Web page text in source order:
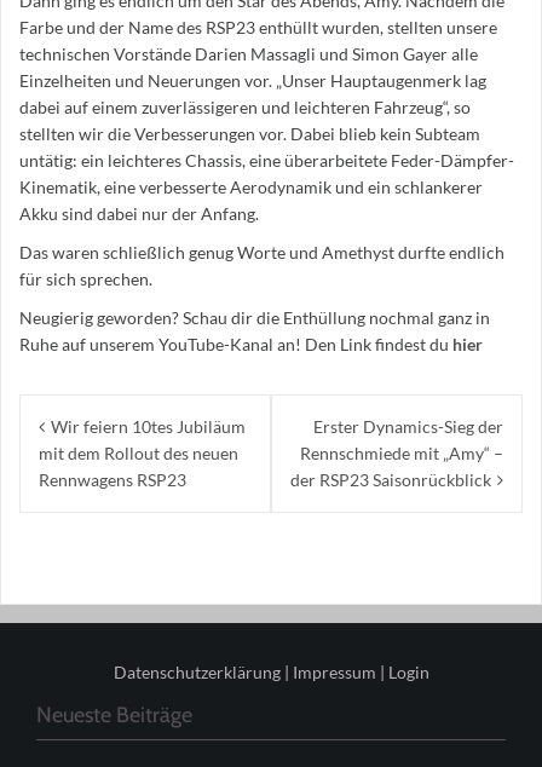
Farbe und der Name des RSP23 enthüllt wurden, stellten unsere
technischen Vorstände Darien Massagli und Simon Gayer alle
Einzelheiten und Neuerungen vor. „Unser Hauptaugenmerk lag
dabei auf einem zuverlässigeren und leichteren Fahrzeug“, so
stellten wir die Verbesserungen vor. Dabei blieb kein Subteam
untätig: ein leichteres Chassis, eine überarbeitete Feder-Dämpfer-
Kinematik, eine verbesserte Aerodynamik und ein schlankerer
Akku sind dabei nur der Anfang.
Das waren schließlich genug Worte und Amethyst durfte endlich
für sich sprechen.
Neugierig geworden? Schau dir die Enthüllung nochmal ganz in
Ruhe auf unserem YouTube-Kanal an! Den Link findest du hier
Beitragsnavigation
Wir feiern 10tes Jubiläum
mit dem Rollout des neuen
Rennwagens RSP23
Erster Dynamics-Sieg der
Rennschmiede mit „Amy“ –
der RSP23 Saisonrückblick
Datenschutzerklärung| Impressum | Login
Neueste Beiträge